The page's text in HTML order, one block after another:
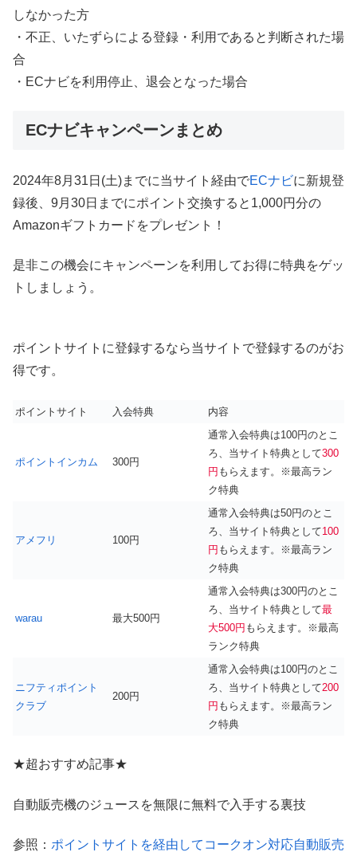
しなかった方
・不正、いたずらによる登録・利用であると判断された場
合
・ECナビを利用停止、退会となった場合
ECナビキャンペーンまとめ
2024年8月31日(土)までに当サイト経由でECナビに新規登
録後、9月30日までにポイント交換すると1,000円分の
Amazonギフトカードをプレゼント！
是非この機会にキャンペーンを利用してお得に特典をゲッ
トしましょう。
ポイントサイトに登録するなら当サイトで登録するのがお
得です。
ポイントサイト 入会特典 内容
ポイントインカム 300円
通常入会特典は100円のとこ
ろ、当サイト特典として300
円 もらえます。※最高ラン
ク特典
アメフリ 100円
通常入会特典は50円のとこ
ろ、当サイト特典として100
円 もらえます。※最高ラン
ク特典
warau 最大500円
通常入会特典は300円のとこ
ろ、当サイト特典として最
大500円 もらえます。※最高
ランク特典
ニフティポイント
クラブ
200円
通常入会特典は100円のとこ
ろ、当サイト特典として200
円 もらえます。※最高ラン
ク特典
★超おすすめ記事★
自動販売機のジュースを無限に無料で入手する裏技
参照： ポイントサイトを経由してコークオン対応自動販売